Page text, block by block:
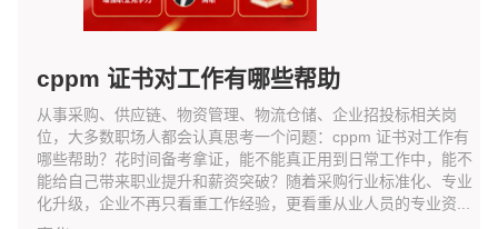
cppm 证书对工作有哪些帮助
从事采购、供应链、物资管理、物流仓储、企业招投标相关岗
位，大多数职场人都会认真思考一个问题：cppm 证书对工作有
哪些帮助？花时间备考拿证，能不能真正用到日常工作中，能不
能给自己带来职业提升和薪资突破？随着采购行业标准化、专业
化升级，企业不再只看重工作经验，更看重从业人员的专业资...